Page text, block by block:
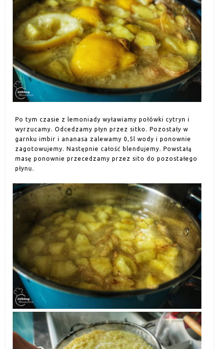
Po tym czasie z lemoniady wyławiamy połówki cytryn i
wyrzucamy. Odcedzamy płyn przez sitko. Pozostały w
garnku imbir i ananasa zalewamy 0,5l wody i ponownie
zagotowujemy. Następnie całość blendujemy. Powstałą
masę ponownie przecedzamy przez sito do pozostałego
płynu.